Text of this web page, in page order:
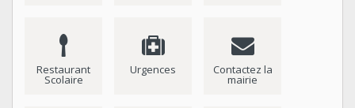
Restaurant
Scolaire
Urgences Contactez la
mairie